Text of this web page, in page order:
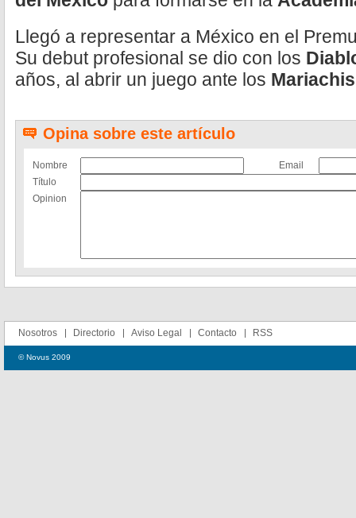
Llegó a representar a México en el
Su debut profesional se dio con los
años, al abrir un juego ante los
Opina sobre este artículo
Nombre
Email
Título
Opinion
Nosotros Directorio Aviso Legal Contacto RSS
© Novus 2009